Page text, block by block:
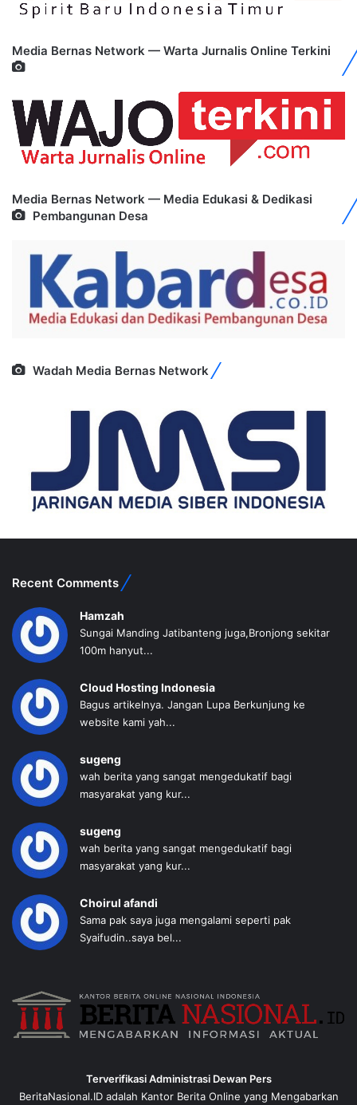
Media Bernas Network — Warta Jurnalis Online Terkini
Media Bernas Network — Media Edukasi & Dedikasi
Pembangunan Desa
Wadah Media Bernas Network
Recent Comments
Hamzah
Sungai Manding Jatibanteng juga,Bronjong sekitar
100m hanyut...
Cloud Hosting Indonesia
Bagus artikelnya. Jangan Lupa Berkunjung ke
website kami yah...
sugeng
wah berita yang sangat mengedukatif bagi
masyarakat yang kur...
sugeng
wah berita yang sangat mengedukatif bagi
masyarakat yang kur...
Choirul afandi
Sama pak saya juga mengalami seperti pak
Syaifudin..saya bel...
Terverifikasi Administrasi Dewan Pers
BeritaNasional.ID adalah Kantor Berita Online yang Mengabarkan